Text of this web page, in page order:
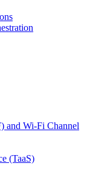
and Wi-Fi Channel
(TaaS)